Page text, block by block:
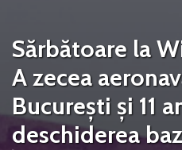
Sărbătoare la
A zecea
București și 11
deschiderea